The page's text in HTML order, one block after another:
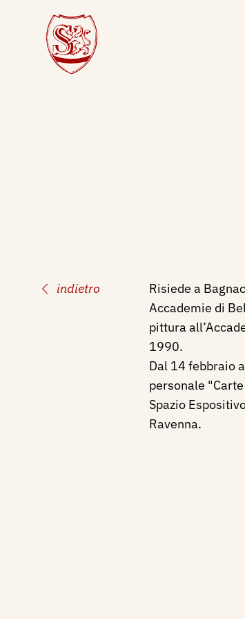
indietro
Risiede a
Accademie di
pittura
1990.
Dal 14 febbraio
personale
Spazio
Ravenna.